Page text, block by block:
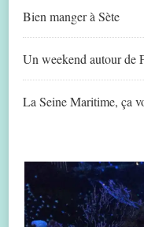
Bien manger à Sète
Un weekend autour de
La Seine Maritime, ça